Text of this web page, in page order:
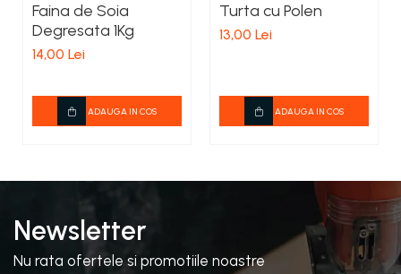
Faina de Soia
Degresata 1Kg
14,00 Lei
ADAUGA IN COS
Turta cu Polen
13,00 Lei
ADAUGA IN COS
Newsletter
Nu rata ofertele si promotiile noastre